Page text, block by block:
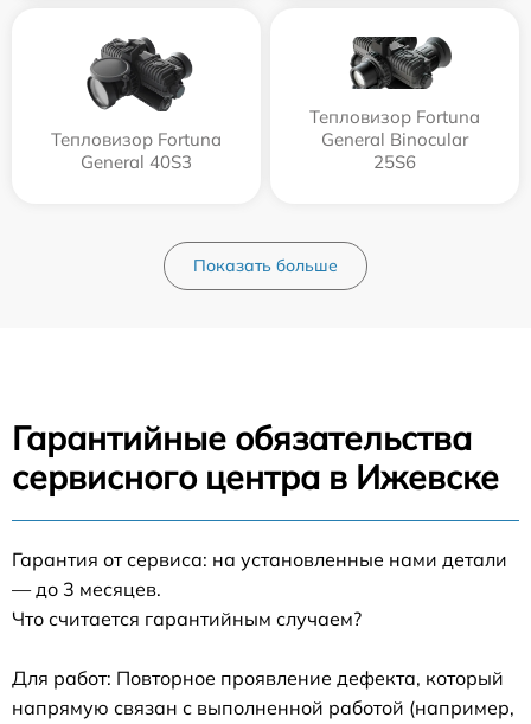
Тепловизор Fortuna
General 40S3
Тепловизор Fortuna
General Binocular
25S6
Показать больше
Гарантийные обязательства
сервисного центра в Ижевске
Гарантия от сервиса: на установленные нами детали
— до 3 месяцев.
Что считается гарантийным случаем?
Для работ: Повторное проявление дефекта, который
напрямую связан с выполненной работой (например,